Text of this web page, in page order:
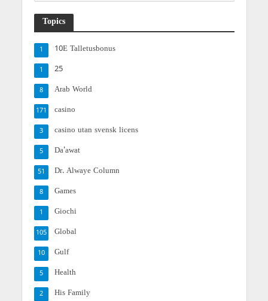
Topics
10E Talletusbonus
1
25
1
Arab World
8
casino
171
casino utan svensk licens
3
Da'awat
5
Dr. Alwaye Column
51
Games
8
Giochi
1
Global
105
Gulf
10
Health
5
His Family
2